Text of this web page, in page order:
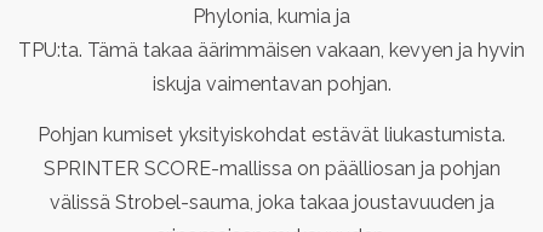
Phylonia, kumia ja
TPU:ta. Tämä takaa äärimmäisen vakaan, kevyen ja hyvin
iskuja vaimentavan pohjan.
Pohjan kumiset yksityiskohdat estävät liukastumista.
SPRINTER SCORE-mallissa on päälliosan ja pohjan
välissä Strobel-sauma, joka takaa joustavuuden ja